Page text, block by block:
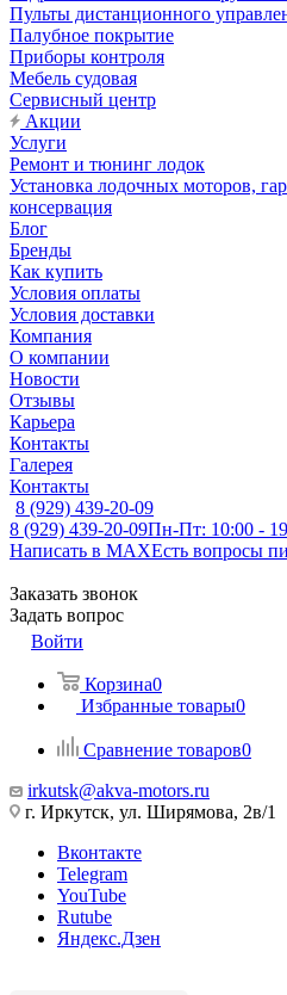
Пульты дистанционного
Палубное покрытие
Приборы контроля
Мебель судовая
Сервисный центр
Акции
Услуги
Ремонт и тюнинг лодок
Установка лодочных моторов,
консервация
Блог
Бренды
Как купить
Условия оплаты
Условия доставки
Компания
О компании
Новости
Отзывы
Карьера
Контакты
Галерея
Контакты
8 (929) 439-20-09
8 (929) 439-20-09Пн-Пт: 10:00 -
Написать в MAXЕсть вопросы
Заказать звонок
Задать вопрос
Войти
Корзина0
Избранные товары0
Сравнение товаров0
irkutsk@akva-motors.ru
г. Иркутск, ул. Ширямова, 2в/1
Вконтакте
Telegram
YouTube
Rutube
Яндекс.Дзен